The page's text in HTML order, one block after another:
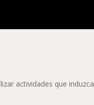
actividades que